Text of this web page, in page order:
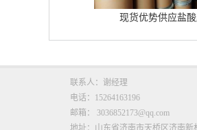
现货优势供应盐
联系人：谢经理
电话：15264163196
邮箱： 3036852173@qq.com
地址：山东省济南市天桥区济南新